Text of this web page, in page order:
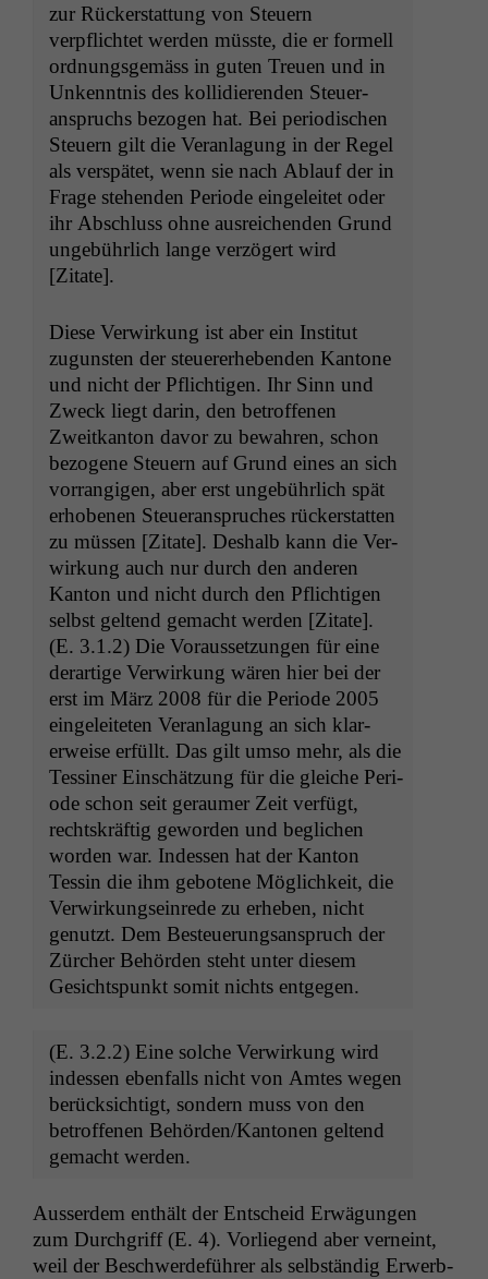
zur Rück­er­stat­tung von Steuern
verpflichtet wer­den müsste, die er formell
ord­nungs­gemäss in guten Treuen und in
Unken­nt­nis des kol­li­dieren­den Steuer­
anspruchs bezo­gen hat. Bei peri­odis­chen
Steuern gilt die Ver­an­la­gung in der Regel
als ver­spätet, wenn sie nach Ablauf der in
Frage ste­hen­den Peri­ode ein­geleit­et oder
ihr Abschluss ohne aus­re­ichen­den Grund
unge­bührlich lange verzögert wird
[Zitate].
Diese Ver­wirkung ist aber ein Insti­tut
zugun­sten der steuer­erheben­den Kan­tone
und nicht der Pflichti­gen. Ihr Sinn und
Zweck liegt darin, den betrof­fe­nen
Zweitkan­ton davor zu bewahren, schon
bezo­gene Steuern auf Grund eines an sich
vor­rangi­gen, aber erst unge­bührlich spät
erhobe­nen Steuer­anspruch­es rück­er­stat­ten
zu müssen [Zitate]. Deshalb kann die Ver­
wirkung auch nur durch den anderen
Kan­ton und nicht durch den Pflichti­gen
selb­st gel­tend gemacht wer­den [Zitate].
(E. 3.1.2) Die Voraus­set­zun­gen für eine
der­ar­tige Ver­wirkung wären hier bei der
erst im März 2008 für die Peri­ode 2005
ein­geleit­eten Ver­an­la­gung an sich klar­
erweise erfüllt. Das gilt umso mehr, als die
Tessin­er Ein­schätzung für die gle­iche Peri­
ode schon seit ger­aumer Zeit ver­fügt,
recht­skräftig gewor­den und beglichen
wor­den war. Indessen hat der Kan­ton
Tessin die ihm gebotene Möglichkeit, die
Ver­wirkung­seinrede zu erheben, nicht
genutzt. Dem Besteuerungsanspruch der
Zürcher Behör­den ste­ht unter diesem
Gesicht­spunkt somit nichts entgegen.
(E. 3.2.2) Eine solche Ver­wirkung wird
indessen eben­falls nicht von Amtes wegen
berück­sichtigt, son­dern muss von den
betrof­fe­nen Behörden/Kantonen gel­tend
gemacht werden.
Ausser­dem enthält der Entscheid Erwä­gun­gen
zum Durch­griff (E. 4). Vor­liegend aber verneint,
weil der Beschw­erde­führer als selb­ständig Erwerb­